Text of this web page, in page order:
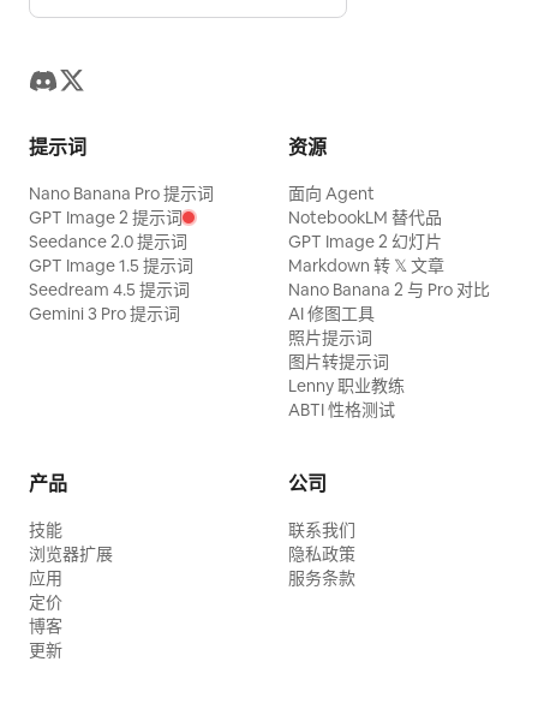
提示词
Nano Banana Pro 提示词
GPT Image 2 提示词
Seedance 2.0 提示词
GPT Image 1.5 提示词
Seedream 4.5 提示词
Gemini 3 Pro 提示词
资源
面向 Agent
NotebookLM 替代品
GPT Image 2 幻灯片
Markdown 转 𝕏 文章
Nano Banana 2 与 Pro 对比
AI 修图工具
照片提示词
图片转提示词
Lenny 职业教练
ABTI 性格测试
产品
技能
浏览器扩展
应用
定价
博客
更新
公司
联系我们
隐私政策
服务条款